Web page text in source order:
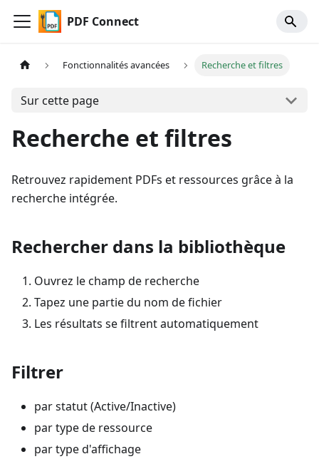
PDF Connect
Fonctionnalités avancées Recherche et filtres
Sur cette page
Recherche et filtres
Retrouvez rapidement PDFs et ressources grâce à la
recherche intégrée.
Rechercher dans la bibliothèque
Ouvrez le champ de recherche
Tapez une partie du nom de fichier
Les résultats se filtrent automatiquement
Filtrer
par statut (Active/Inactive)
par type de ressource
par type d'affichage